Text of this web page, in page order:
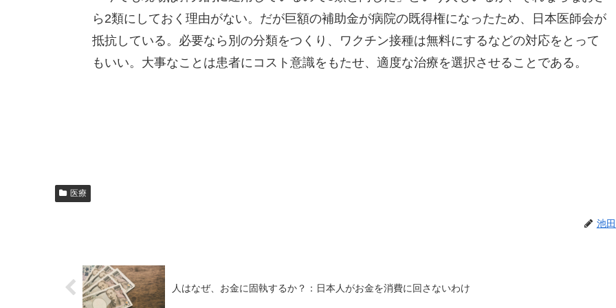
ら2類にしておく理由がない。だが巨額の補助金が病院の既得権になったため、日本医師会が
抵抗している。必要なら別の分類をつくり、ワクチン接種は無料にするなどの対応をとって
もいい。大事なことは患者にコスト意識をもたせ、適度な治療を選択させることである。
医療
池
人はなぜ、お金に固執するか？：日本人がお金を消費に回さないわけ